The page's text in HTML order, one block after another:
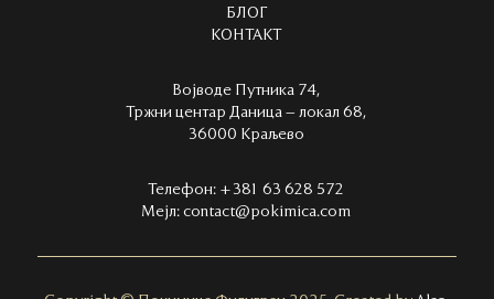
БЛОГ
КОНТАКТ
Војводе Путника 74,
Тржни центар Даница – локал 68,
36000 Краљево
Телефон: +381 63 628 572
Мејл:contact@pokimica.com